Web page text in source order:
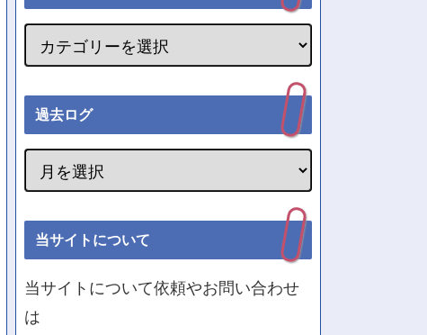
過去ログ
当サイトについて
当サイトについて依頼やお問い合わせ
は